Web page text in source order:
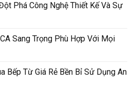
Phá Công Nghệ Thiết Kế Và Sự
Sang Trọng Phù Hợp Với Mọi
Bếp Từ Giá Rẻ Bền Bỉ Sử Dụng An